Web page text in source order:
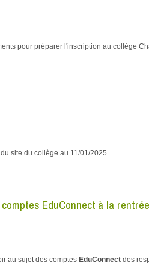
pour préparer l'inscription au collège
site du collège au 11/01/2025.
EduConnect à la
au sujet des comptes EduConnectdes